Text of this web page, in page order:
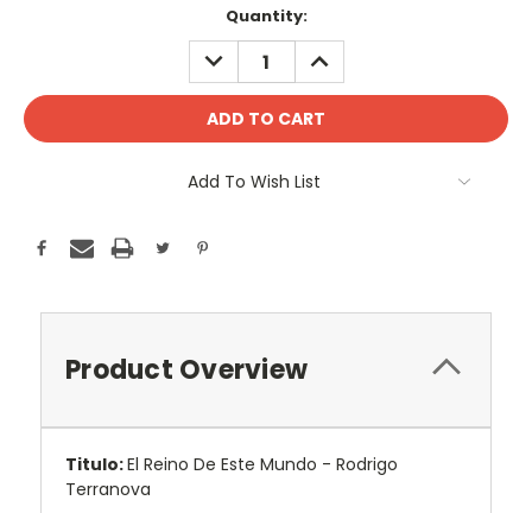
Quantity:
DECREASE
QUANTITY:
INCREASE
QUANTITY:
Add To Wish List
Product Overview
Titulo:El Reino De Este Mundo - Rodrigo
Terranova